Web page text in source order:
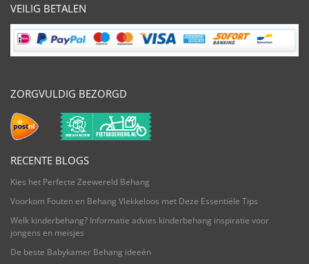
VEILIG BETALEN
ZORGVULDIG BEZORGD
RECENTE BLOGS
Kies het Perfecte Zeewereld Behang
Voorkom Fouten en Behang Vlekkeloos met Deze Essentiële Tips
Welk kinderbehang? Informatie advies kinderbehang inspiratie voor
jongens en meisjes
De beste Babykamer Behang ideeën